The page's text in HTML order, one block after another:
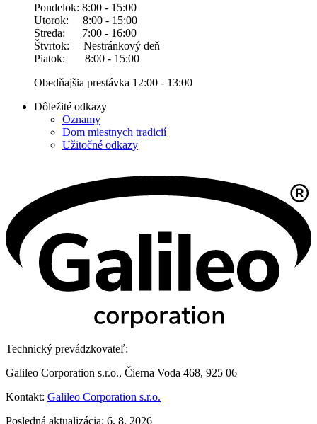
Pondelok: 8:00 - 15:00
Utorok: 8:00 - 15:00
Streda: 7:00 - 16:00
Štvrtok: Nestránkový deň
Piatok: 8:00 - 15:00
Obedňajšia prestávka 12:00 - 13:00
Dôležité odkazy
Oznamy
Dom miestnych tradicií
Užitočné odkazy
Technický prevádzkovateľ:
Galileo Corporation s.r.o., Čierna Voda 468, 925 06
Kontakt: Galileo Corporation s.r.o.
Posledná aktualizácia: 6. 8. 2026